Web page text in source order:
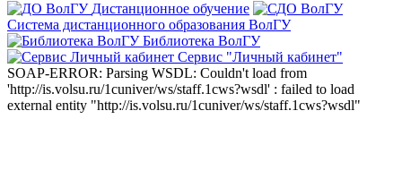
Дистанционное обучение
Система дистанционного образования ВолГУ
Библиотека ВолГУ
Сервис "Личный кабинет"
SOAP-ERROR: Parsing WSDL: Couldn't load from
'http://is.volsu.ru/1cuniver/ws/staff.1cws?wsdl' : failed to load
external entity "http://is.volsu.ru/1cuniver/ws/staff.1cws?wsdl"